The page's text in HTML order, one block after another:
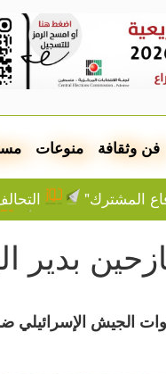
فن وثقافة منوعات
المشترك"
بالعشرات
من البوسنة.. "قافلة
فتح مضيق هرمز
بـ24 مليون يورو.. فينيسيوس مع ريال مدريد 6 أعوام أخرى
اليوم
اليونسكو تدرج 3 مواقع
القدس
قوات الجيش الإسرائيلي